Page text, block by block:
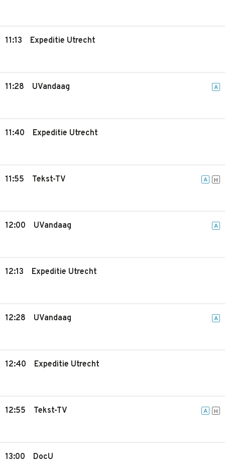
11:13 Expeditie Utrecht
11:28 UVandaag A
11:40 Expeditie Utrecht
11:55 Tekst-TV A H
12:00 UVandaag A
12:13 Expeditie Utrecht
12:28 UVandaag A
12:40 Expeditie Utrecht
12:55 Tekst-TV A H
13:00 DocU